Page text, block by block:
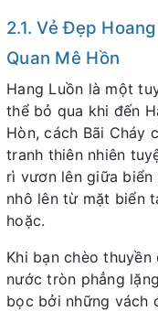
2.1. Vẻ Đẹp
Quan Mê Hồn
Hang Luồn là một
thể bỏ qua khi đến
Hòn, cách Bãi Cháy
tranh thiên nhiên
rì vươn lên giữa biển
nhô lên từ mặt biển
hoặc.
Khi bạn chèo
nước tròn phẳng
bọc bởi những vách